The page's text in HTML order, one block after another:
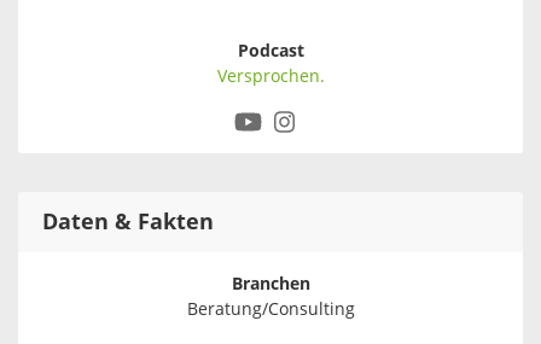
Podcast
Versprochen.
Daten & Fakten
Branchen
Beratung/Consulting